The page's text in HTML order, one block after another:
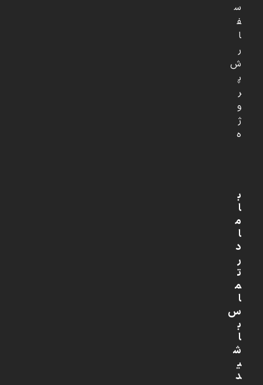
س
ف
ا
ر
ش
پ
ر
و
ژ
ه
ب
ا
م
ا
د
ر
ت
م
ا
س
ب
ا
ش
ی
د